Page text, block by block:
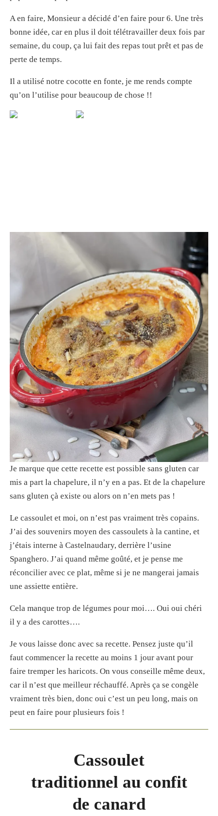
A en faire, Monsieur a décidé d’en faire pour 6. Une très
bonne idée, car en plus il doit télétravailler deux fois par
semaine, du coup, ça lui fait des repas tout prêt et pas de
perte de temps.
Il a utilisé notre cocotte en fonte, je me rends compte
qu’on l’utilise pour beaucoup de chose !!
Je marque que cette recette est possible sans gluten car
mis a part la chapelure, il n’y en a pas. Et de la chapelure
sans gluten çà existe ou alors on n’en mets pas !
Le cassoulet et moi, on n’est pas vraiment très copains.
J’ai des souvenirs moyen des cassoulets à la cantine, et
j’étais interne à Castelnaudary, derrière l’usine
Spanghero. J’ai quand même goûté, et je pense me
réconcilier avec ce plat, même si je ne mangerai jamais
une assiette entière.
Cela manque trop de légumes pour moi…. Oui oui chéri
il y a des carottes….
Je vous laisse donc avec sa recette. Pensez juste qu’il
faut commencer la recette au moins 1 jour avant pour
faire tremper les haricots. On vous conseille même deux,
car il n’est que meilleur réchauffé. Après ça se congèle
vraiment très bien, donc oui c’est un peu long, mais on
peut en faire pour plusieurs fois !
Cassoulet
traditionnel au confit
de canard